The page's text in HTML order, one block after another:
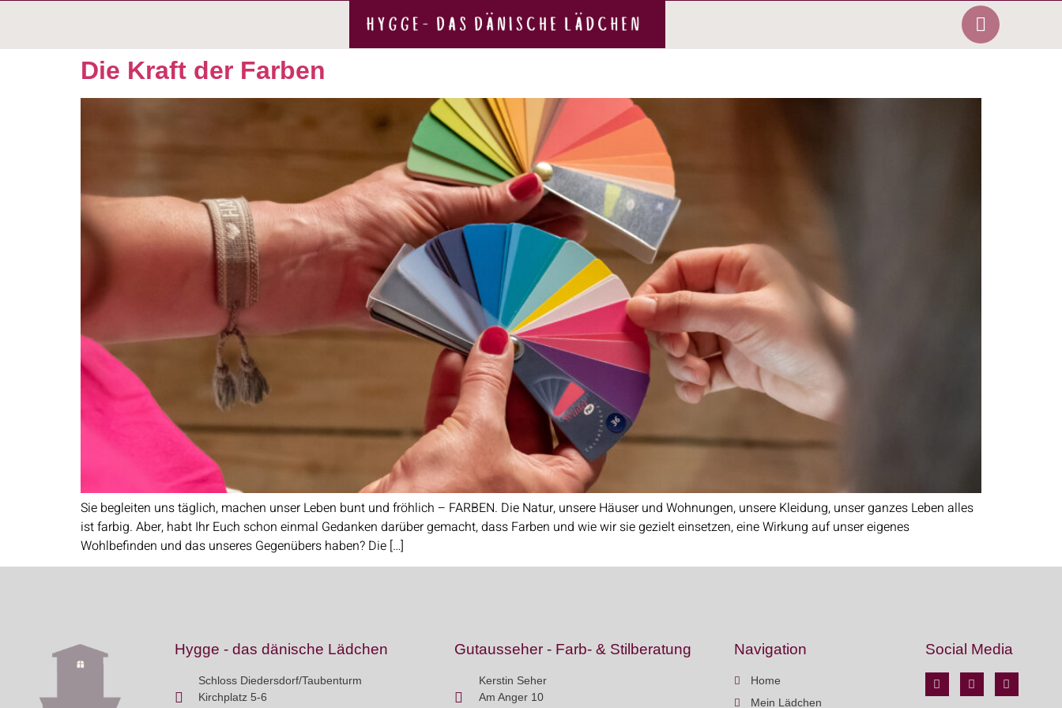
Die Kraft der Farben
Sie begleiten uns täglich, machen unser Leben bunt und fröhlich – FARBEN. Die Natur, unsere Häuser und Wohnungen, unsere Kleidung, unser ganzes Leben alles
ist farbig. Aber, habt Ihr Euch schon einmal Gedanken darüber gemacht, dass Farben und wie wir sie gezielt einsetzen, eine Wirkung auf unser eigenes
Wohlbefinden und das unseres Gegenübers haben? Die […]
Hygge - das dänische Lädchen
Schloss Diedersdorf/Taubenturm
Kirchplatz 5-6
Gutausseher - Farb- & Stilberatung
Kerstin Seher
Am Anger 10
Navigation
Home
Mein Lädchen
Social Media